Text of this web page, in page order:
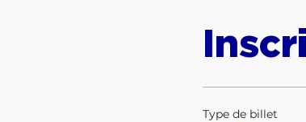
Type de billet